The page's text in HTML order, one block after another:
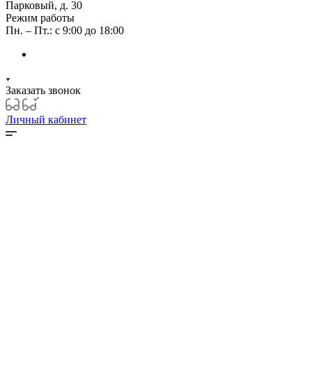
Парковый, д. 30
Режим работы
Пн. – Пт.: с 9:00 до 18:00
Заказать звонок
Личный кабинет